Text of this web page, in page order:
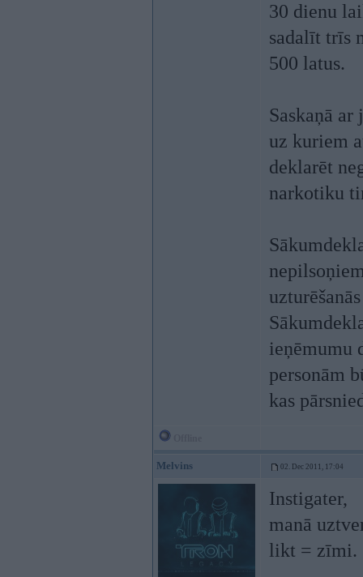
30 dienu
sadalīt trīs
500 latus.
Saskaņā
uz kuriem
deklarēt
narkotiku
ieņēmumu
personām
kas
Melvins 02. Dec 2011, 17:04
Instigater,
manā
likt = zīmi.